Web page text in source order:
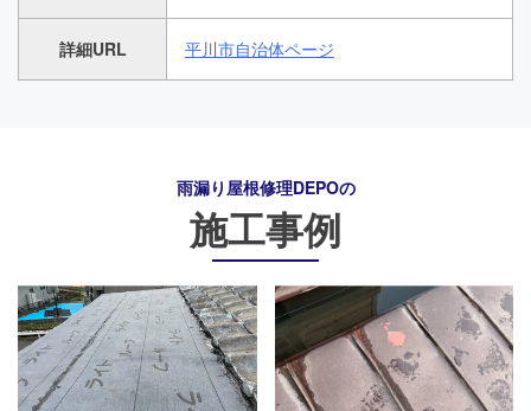
詳細URL 平川市自治体ページ
雨漏り屋根修理DEPOの
施工事例